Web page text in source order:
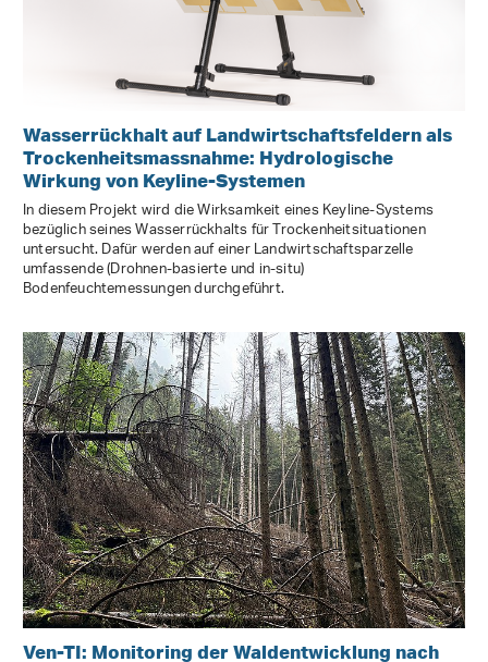
Wasserrückhalt auf Landwirtschaftsfeldern als
Trockenheitsmassnahme: Hydrologische
Wirkung von Keyline-Systemen
In diesem Projekt wird die Wirksamkeit eines Keyline-Systems
bezüglich seines Wasserrückhalts für Trockenheitsituationen
untersucht. Dafür werden auf einer Landwirtschaftsparzelle
umfassende (Drohnen-basierte und in-situ)
Bodenfeuchtemessungen durchgeführt.
Ven-TI: Monitoring der Waldentwicklung nach